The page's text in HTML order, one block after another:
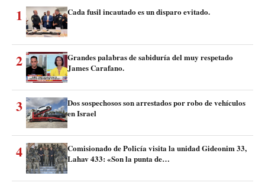
1 Cada fusil incautado es un disparo evitado.
2
Grandes palabras de sabiduría del muy respetado
James Carafano.
3
Dos sospechosos son arrestados por robo de vehículos
en Israel
4
Comisionado de Policía visita la unidad Gideonim 33,
Lahav 433: «Son la punta de…